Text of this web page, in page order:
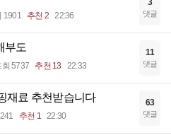
1901 추천 2 22:36 댓글
부도
회 5737 추천 13 22:33
11
댓글
재료 추천받습니다
추천 1 22:30
63
댓글